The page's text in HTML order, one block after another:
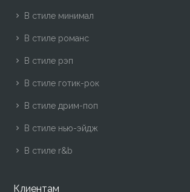
В стиле минимал
В стиле романс
В стиле рэп
В стиле готик-рок
В стиле дрим-поп
В стиле нью-эйдж
В стиле r&b
Клиентам